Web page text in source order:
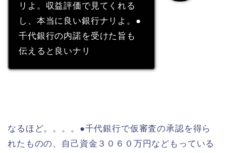
リよ。収益評価で見てくれる
し、本当に良い銀行ナリよ。●
千代銀行の内諾を受けた旨も
伝えると良いナリ
なるほど。。。。●千代銀行で仮審査の承認を得ら
れたものの、自己資金３０６０万円などもっている